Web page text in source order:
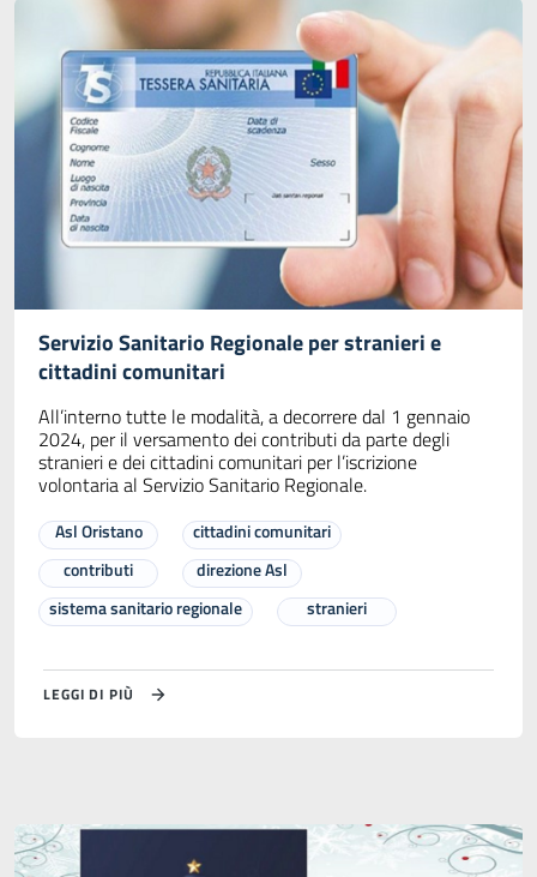
Servizio Sanitario Regionale per stranieri e
cittadini comunitari
All’interno tutte le modalità, a decorrere dal 1 gennaio
2024, per il versamento dei contributi da parte degli
stranieri e dei cittadini comunitari per l’iscrizione
volontaria al Servizio Sanitario Regionale.
Asl Oristano
cittadini comunitari
contributi
direzione Asl
sistema sanitario regionale
stranieri
LEGGI DI PIÙ